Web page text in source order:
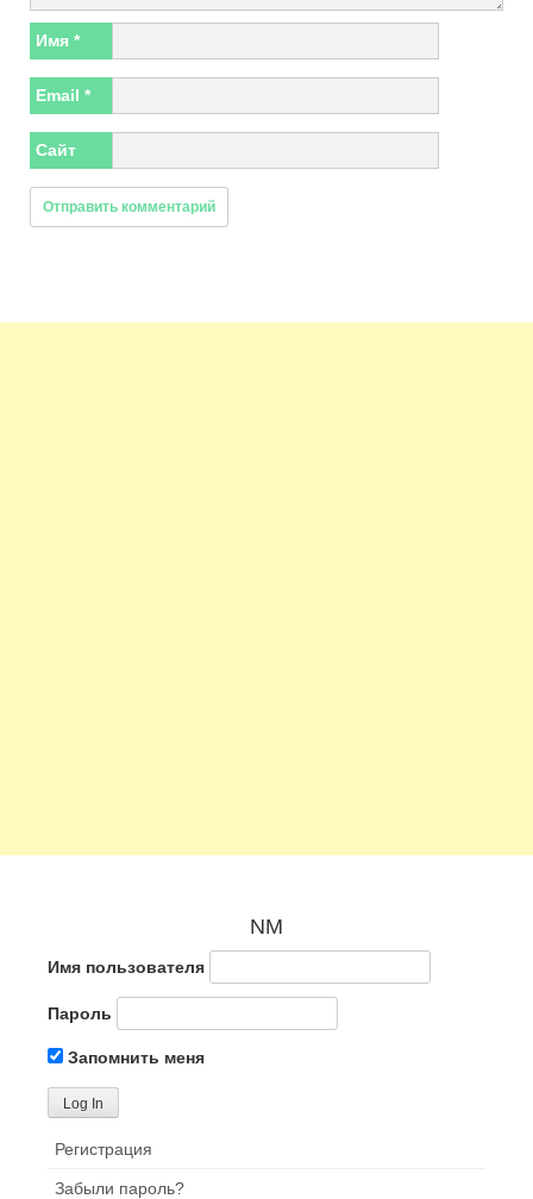
Имя *
Email *
Сайт
NM
Имя пользователя
Пароль
Запомнить меня
Регистрация
Забыли пароль?